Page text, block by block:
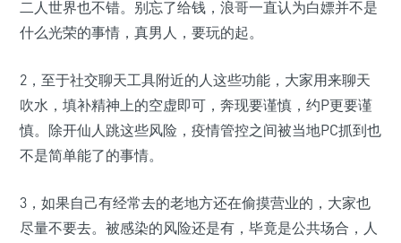
二人世界也不错。别忘了给钱，浪哥一直认为白嫖并不是
什么光荣的事情，真男人，要玩的起。
2，至于社交聊天工具附近的人这些功能，大家用来聊天
吹水，填补精神上的空虚即可，奔现要谨慎，约P更要谨
慎。除开仙人跳这些风险，疫情管控之间被当地PC抓到也
不是简单能了的事情。
3，如果自己有经常去的老地方还在偷摸营业的，大家也
尽量不要去。被感染的风险还是有，毕竟是公共场合，人